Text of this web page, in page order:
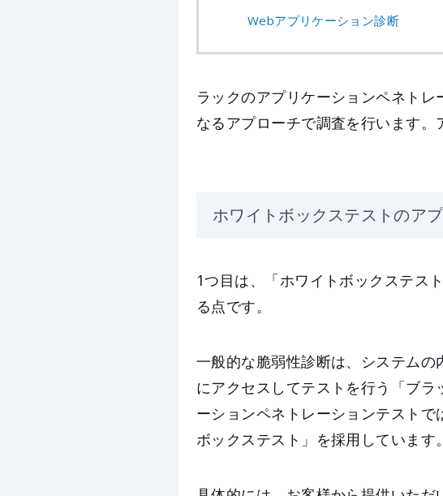
Webアプリケーション診断
ラックのアプリケーションペネト
なるアプローチで調査を行います。
ホワイトボックステストのア
1つ目は、「ホワイトボックステス
る点です。
一般的な脆弱性診断は、システム
にアクセスしてテストを行う「ブ
ーションペネトレーションテスト
ボックステスト」を採用しています。